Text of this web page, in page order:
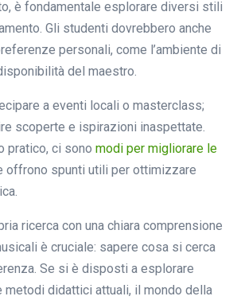
è fondamentale esplorare diversi stili
Gli studenti dovrebbero anche
personali, come l’ambiente di
del maestro.
a eventi locali o masterclass;
scoperte e ispirazioni inaspettate.
pratico, ci sono modi per migliorare le
offrono spunti utili per ottimizzare
ricerca con una chiara comprensione
è cruciale: sapere cosa si cerca
Se si è disposti a esplorare
metodi didattici attuali, il mondo della